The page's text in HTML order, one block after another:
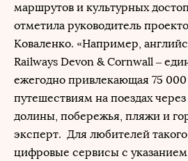
маршрутов и культурных
отметила руководитель
Коваленко. «Например,
Railways Devon & Cornwall –
ежегодно привлекающая 75 000
путешествиям на поездах
долины, побережья, пляжи и
эксперт. Для любителей
цифровые сервисы с